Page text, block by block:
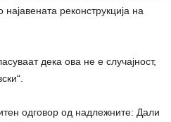
реконструкција на
дека ова не е случајност,
одговор од надлежните: Дали